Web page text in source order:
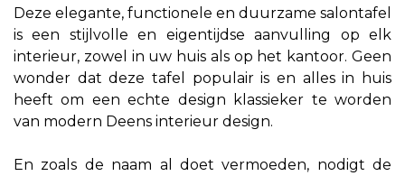
Deze elegante, functionele en duurzame salontafel
is een stijlvolle en eigentijdse aanvulling op elk
interieur, zowel in uw huis als op het kantoor. Geen
wonder dat deze tafel populair is en alles in huis
heeft om een echte design klassieker te worden
van modern Deens interieur design.
En zoals de naam al doet vermoeden, nodigt de